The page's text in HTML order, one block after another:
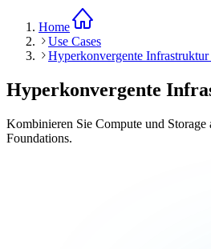
Home
Use Cases
Hyperkonvergente
Hyperkonvergente
Kombinieren Sie Compute und
Foundations.